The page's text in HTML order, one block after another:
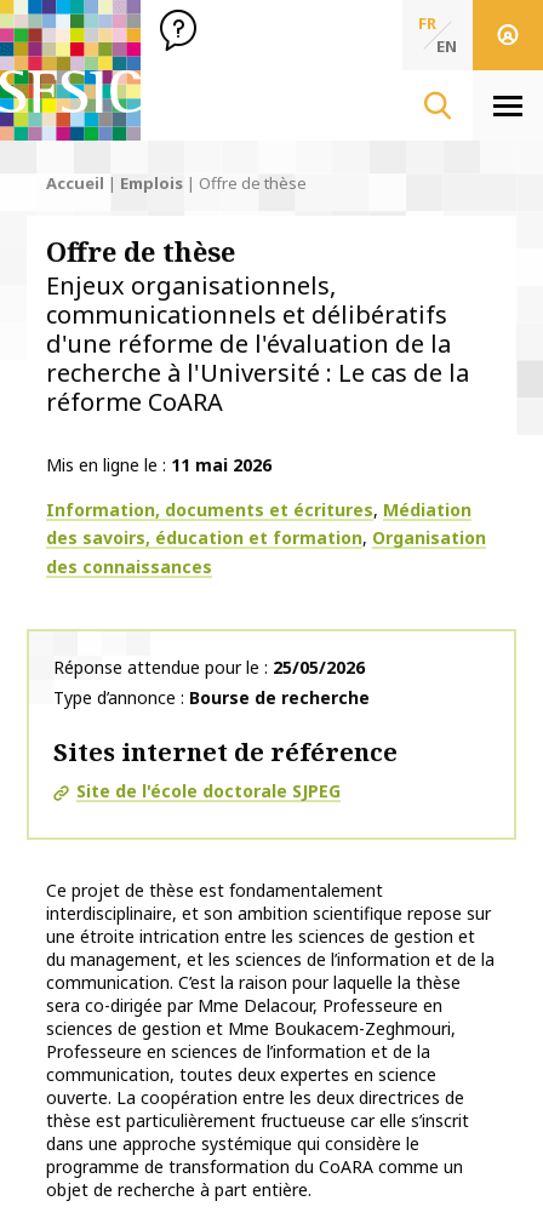
SFSIC Société Française des Sciences de l'Information & de
Société Française des Sciences
de l'Information
FR
EN
Accueil | Emplois | Offre de thèse
Offre de thèse
Enjeux organisationnels,
communicationnels et délibératifs
d'une réforme de l'évaluation de la
recherche à l'Université : Le cas de la
réforme CoARA
Mis en ligne le
11 mai 2026
Thématiques
Information, documents et écritures Médiation
des savoirs, éducation et formation Organisation
des connaissances
Réponse attendue pour le
25/05/2026
Type d’annonce
Bourse de recherche
Sites internet de référence
Site de l'école doctorale SJPEG
Ce projet de thèse est fondamentalement
interdisciplinaire, et son ambition scientifique repose sur
une étroite intrication entre les sciences de gestion et
du management, et les sciences de l’information et de la
communication. C’est la raison pour laquelle la thèse
sera co-dirigée par Mme Delacour, Professeure en
sciences de gestion et Mme Boukacem-Zeghmouri,
Professeure en sciences de l’information et de la
communication, toutes deux expertes en science
ouverte. La coopération entre les deux directrices de
thèse est particulièrement fructueuse car elle s’inscrit
dans une approche systémique qui considère le
programme de transformation du CoARA comme un
objet de recherche à part entière.